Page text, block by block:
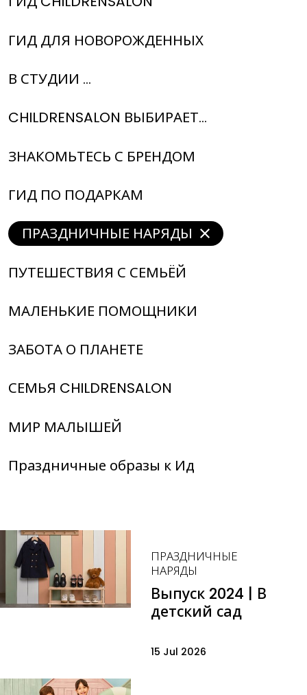
ГИД ДЛЯ НОВОРОЖДЕННЫХ
В СТУДИИ ...
CHILDRENSALON ВЫБИРАЕТ...
ЗНАКОМЬТЕСЬ С БРЕНДОМ
ГИД ПО ПОДАРКАМ
ПРАЗДНИЧНЫЕ НАРЯДЫ
ПУТЕШЕСТВИЯ С СЕМЬЁЙ
МАЛЕНЬКИЕ ПОМОЩНИКИ
ЗАБОТА О ПЛАНЕТЕ
СЕМЬЯ CHILDRENSALON
МИР МАЛЫШЕЙ
Праздничные образы к Ид
ПРАЗДНИЧНЫЕ
НАРЯДЫ
Выпуск 2024 | В
детский сад
15 Jul 2026